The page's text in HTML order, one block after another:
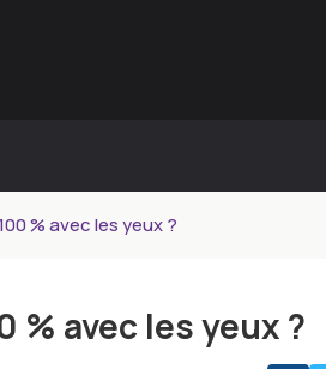
% avec les yeux ?
avec les yeux ?